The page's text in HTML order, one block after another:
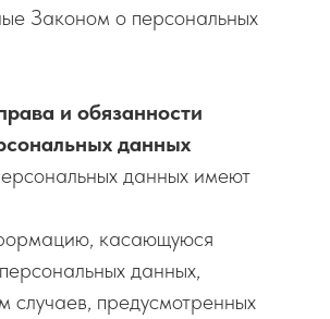
Законом о персональных
и обязанности
данных
данных имеют
касающуюся
данных,
случаев, предусмотренных